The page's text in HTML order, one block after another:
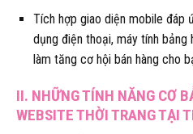
Tích hợp giao diện mobile đáp
dụng điện thoại, máy tính
làm tăng cơ hội bán hàng cho
II. NHỮNG TÍNH NĂNG CƠ
WEBSITE THỜI TRANG TẠI